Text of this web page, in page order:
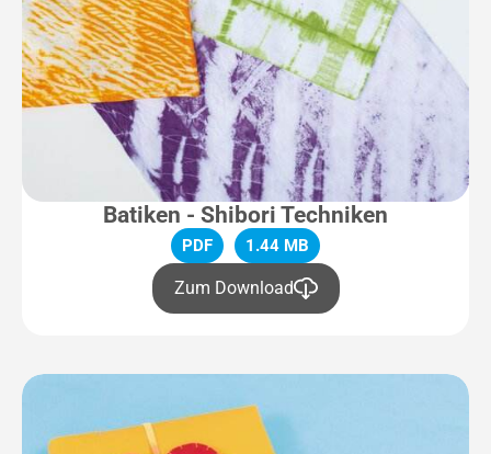
Batiken - Shibori Techniken
PDF 1.44 MB
Zum Download